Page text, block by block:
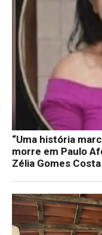
“Uma história
morre em Paulo
Zélia Gomes Costa